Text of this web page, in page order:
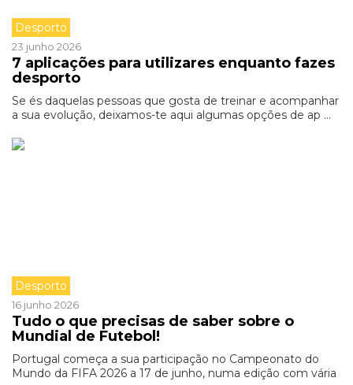
Desporto
23 junho 2026
7 aplicações para utilizares enquanto fazes
desporto
Se és daquelas pessoas que gosta de treinar e acompanhar
a sua evolução, deixamos-te aqui algumas opções de ap ...
Desporto
16 junho 2026
Tudo o que precisas de saber sobre o
Mundial de Futebol!
Portugal começa a sua participação no Campeonato do
Mundo da FIFA 2026 a 17 de junho, numa edição com vária